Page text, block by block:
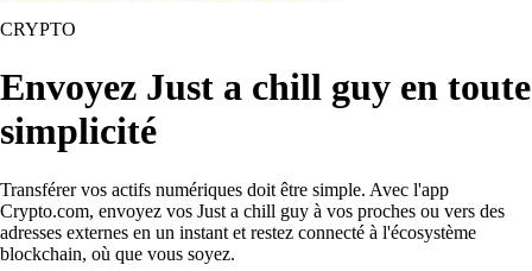
CRYPTO
Envoyez Just a chill guy en toute
simplicité
Transférer vos actifs numériques doit être simple. Avec l'app
Crypto.com, envoyez vos Just a chill guy à vos proches ou vers des
adresses externes en un instant et restez connecté à l'écosystème
blockchain, où que vous soyez.